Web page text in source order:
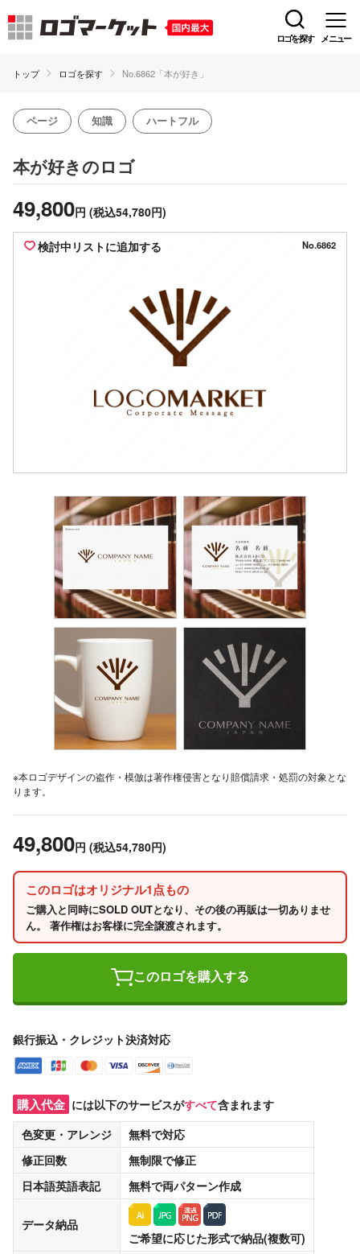
ロゴを探す メニュー
トップ ロゴを探す No.6862「本が好き」
ページ 知識 ハートフル
本が好きのロゴ
49,800円 (税込54,780円)
検討中リストに追加する No.6862
※本ロゴデザインの盗作・模倣は著作権侵害となり賠償請求・処罰の対象とな
ります。
49,800円 (税込54,780円)
このロゴはオリジナル1点もの
ご購入と同時にSOLD OUTとなり、その後の再販は一切ありませ
ん。 著作権はお客様に完全譲渡されます。
このロゴを購入する
銀行振込・クレジット決済対応
購入代金 には以下のサービスがすべて含まれます
色変更・アレンジ
無料で対応
修正回数
無制限で修正
日本語英語表記
無料で両パターン作成
データ納品
ご希望に応じた形式で納品(複数可)